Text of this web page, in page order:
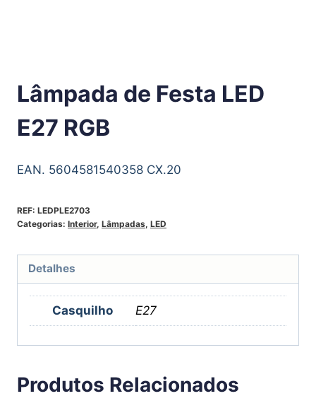
Lâmpada de Festa LED
E27 RGB
EAN. 5604581540358 CX.20
REF: LEDPLE2703
Categorias: Interior, Lâmpadas, LED
Detalhes
Casquilho E27
Produtos Relacionados